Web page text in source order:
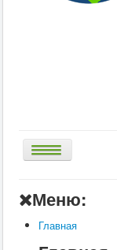
Меню:
Главная